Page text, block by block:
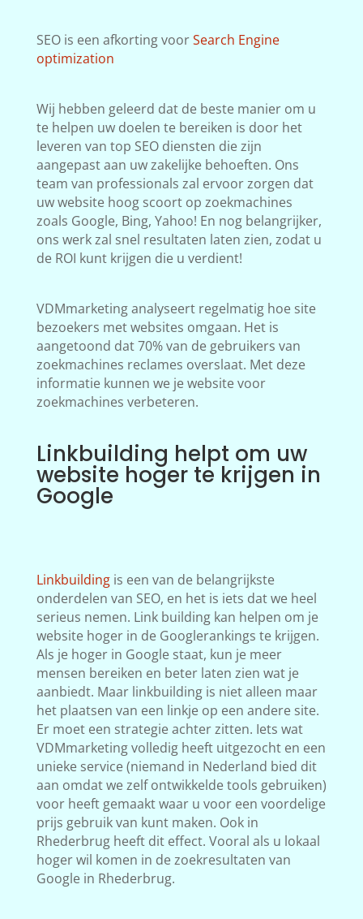
SEO is een afkorting voorSearch Engine
optimization
Wij hebben geleerd dat de beste manier om u
te helpen uw doelen te bereiken is door het
leveren van top SEO diensten die zijn
aangepast aan uw zakelijke behoeften. Ons
team van professionals zal ervoor zorgen dat
uw website hoog scoort op zoekmachines
zoals Google, Bing, Yahoo! En nog belangrijker,
ons werk zal snel resultaten laten zien, zodat u
de ROI kunt krijgen die u verdient!
VDMmarketing analyseert regelmatig hoe site
bezoekers met websites omgaan. Het is
aangetoond dat 70% van de gebruikers van
zoekmachines reclames overslaat. Met deze
informatie kunnen we je website voor
zoekmachines verbeteren.
Linkbuilding helpt om uw
website hoger te krijgen in
Google
Linkbuildingis een van de belangrijkste
onderdelen van SEO, en het is iets dat we heel
serieus nemen. Link building kan helpen om je
website hoger in de Googlerankings te krijgen.
Als je hoger in Google staat, kun je meer
mensen bereiken en beter laten zien wat je
aanbiedt. Maar linkbuilding is niet alleen maar
het plaatsen van een linkje op een andere site.
Er moet een strategie achter zitten. Iets wat
VDMmarketing volledig heeft uitgezocht en een
unieke service (niemand in Nederland bied dit
aan omdat we zelf ontwikkelde tools gebruiken)
voor heeft gemaakt waar u voor een voordelige
prijs gebruik van kunt maken. Ook in
Rhederbrug heeft dit effect. Vooral als u lokaal
hoger wil komen in de zoekresultaten van
Google in Rhederbrug.